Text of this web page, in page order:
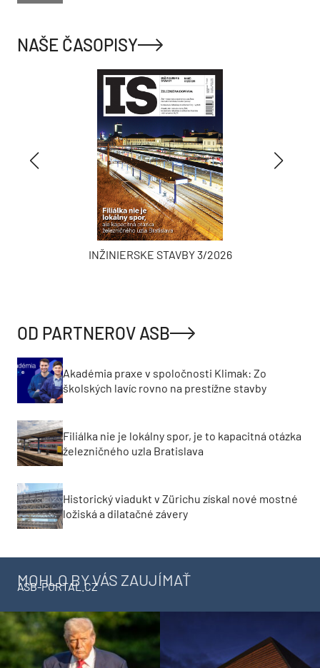
NAŠE ČASOPISY
INŽINIERSKE STAVBY 3/2026
OD PARTNEROV ASB
Akadémia praxe v spoločnosti Klimak: Zo
školských lavíc rovno na prestížne stavby
Filiálka nie je lokálny spor, je to kapacitná otázka
železničného uzla Bratislava
Historický viadukt v Zürichu získal nové mostné
ložiská a dilatačné závery
MOHLO BY VÁS ZAUJÍMAŤ
ASB-PORTAL.CZ